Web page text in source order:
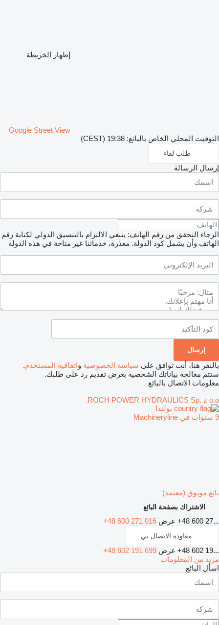
إظهار الخريطة
Google Street View
التوقيت المحلي الخاص بالبائع: 19:38 (CEST)
طلب لقاء
إرسال الرسالة
الرجاء التحقق من رقم الهاتف: ينبغي الالتزام بالتنسيق الدولي لكتابة رقم
الهاتف وأن يشمل كود الدولة. معذرة، خدماتنا غير متاحة في هذه الدولة
بالنقر هنا، أنت توافق على سياسة الخصوصية واتفاقية المستخدم.
ستتم معالجة بياناتك الشخصية بغرض تقديم رد على طلبك.
معلومات الاتصال بالبائع
ROCH POWER HYDRAULICS Sp. z o.o.
بولندا
9 سنوات في Machineryline
بائع موثوق (معتمد)
الاشتراك بصفحة البائع
+48 600 27... عرض +48 600 271 016
معاودة الاتصال بي
+48 602 19... عرض +48 602 191 699
مزيد من المعلومات
اسأل البائع